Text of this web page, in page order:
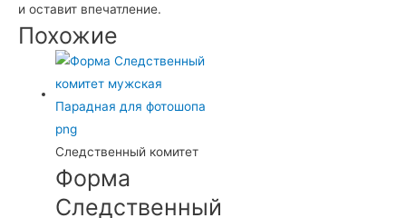
и оставит впечатление.
Похожие
Следственный комитет
Форма
Следственный